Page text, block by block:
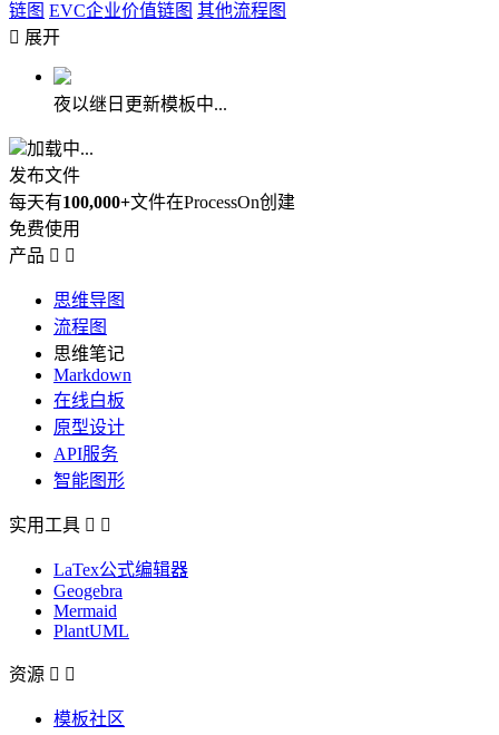
链图 EVC企业价值链图 其他流程图
 展开
夜以继日更新模板中...
加载中...
发布文件
每天有100,000+文件在ProcessOn创建
免费使用
产品  
思维导图
流程图
思维笔记
Markdown
在线白板
原型设计
API服务
智能图形
实用工具  
LaTex公式编辑器
Geogebra
Mermaid
PlantUML
资源  
模板社区